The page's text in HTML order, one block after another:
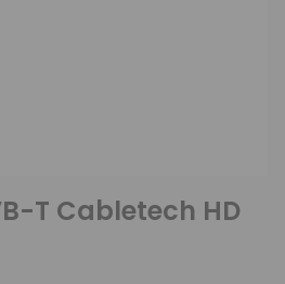
T Cabletech HD